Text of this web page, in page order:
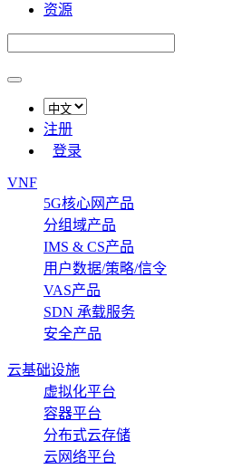
资源
注册
登录
VNF
5G核心网产品
分组域产品
IMS & CS产品
用户数据/策略/信令
VAS产品
SDN 承载服务
安全产品
云基础设施
虚拟化平台
容器平台
分布式云存储
云网络平台